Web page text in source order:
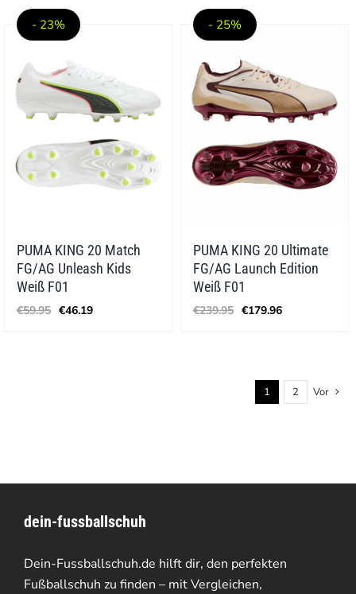
- 23%
PUMA KING 20 Match
FG/AG Unleash Kids
Weiß F01
€59.95 Ursprünglicher
Preis
€46.19Aktueller
- 25%
PUMA KING 20 Ultimate
FG/AG Launch Edition
Weiß F01
€239.95 Ursprünglicher
Preis
€179.96Aktueller
1 2 Vor
dein-fussballschuh
Dein-Fussballschuh.de hilft dir, den perfekten
Fußballschuh zu finden – mit Vergleichen,